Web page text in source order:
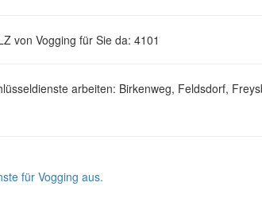
von Vogging für Sie da: 4101
arbeiten: Birkenweg, Feldsdorf,
für Vogging aus.